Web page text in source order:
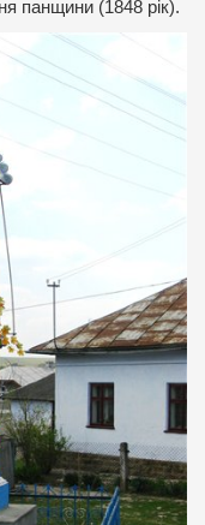
панщини (1848 рік).